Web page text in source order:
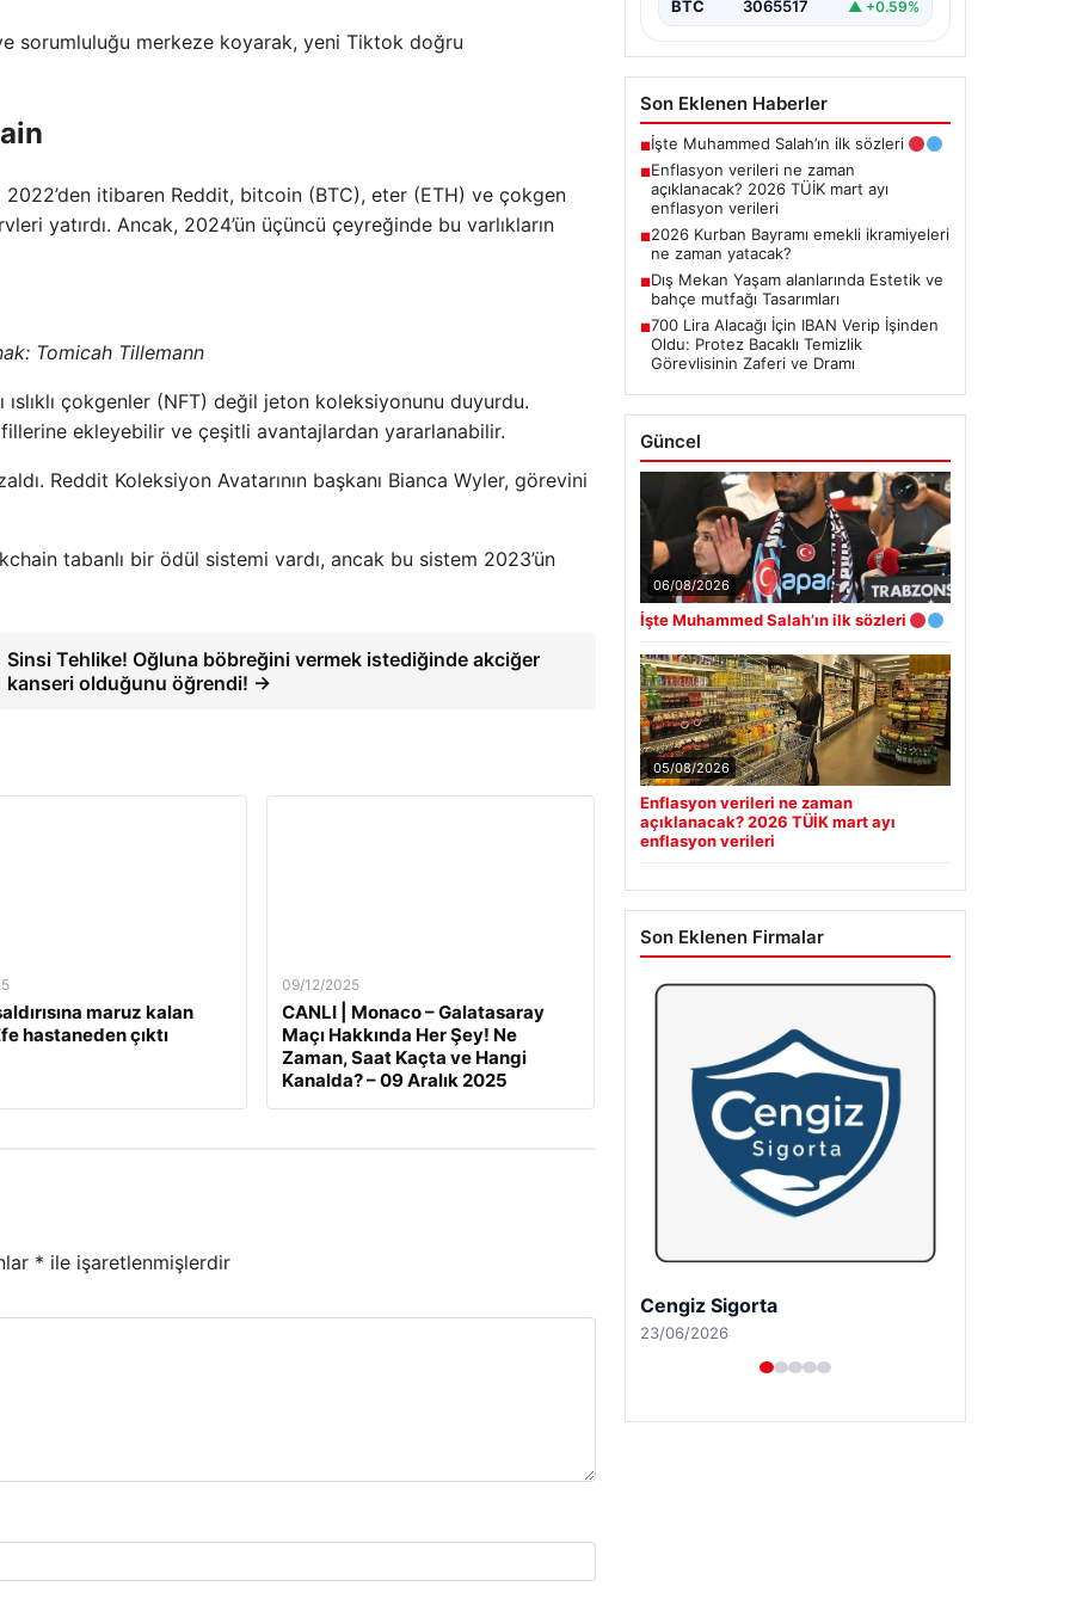
sorumluluğu merkeze koyarak, yeni Tiktok doğru
itibaren Reddit, bitcoin (BTC), eter (ETH) ve çokgen
yatırdı. Ancak, 2024’ün üçüncü çeyreğinde bu varlıkların
Tomicah Tillemann
çokgenler (NFT) değil jeton koleksiyonunu duyurdu.
ekleyebilir ve çeşitli avantajlardan yararlanabilir.
Reddit Koleksiyon Avatarının başkanı Bianca Wyler, görevini
tabanlı bir ödül sistemi vardı, ancak bu sistem 2023’ün
Sinsi Tehlike! Oğluna böbreğini vermek istediğinde akciğer
kanseri olduğunu öğrendi! →
maruz kalan
hastaneden çıktı
09/12/2025
CANLI | Monaco – Galatasaray
Maçı Hakkında Her Şey! Ne
Zaman, Saat Kaçta ve Hangi
Kanalda? – 09 Aralık 2025
* ile işaretlenmişlerdir
BTC 3065517 ▲ +0.59%
Son Eklenen Haberler
■İşte Muhammed Salah’ın ilk sözleri
■Enflasyon verileri ne zaman
açıklanacak? 2026 TÜİK mart ayı
enflasyon verileri
■2026 Kurban Bayramı emekli ikramiyeleri
ne zaman yatacak?
■Dış Mekan Yaşam alanlarında Estetik ve
bahçe mutfağı Tasarımları
■700 Lira Alacağı İçin IBAN Verip İşinden
Oldu: Protez Bacaklı Temizlik
Görevlisinin Zaferi ve Dramı
Güncel
06/08/2026
İşte Muhammed Salah’ın ilk sözleri
05/08/2026
Enflasyon verileri ne zaman
açıklanacak? 2026 TÜİK mart ayı
enflasyon verileri
Son Eklenen Firmalar
Cengiz Sigorta
23/06/2026